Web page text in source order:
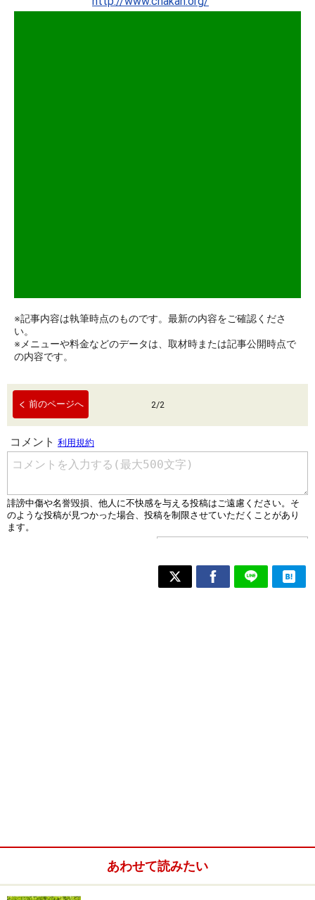
※記事内容は執筆時点のものです。最新の内容をご確認くださ
い。
※メニューや料金などのデータは、取材時または記事公開時点で
の内容です。
前のページへ 2/2
あわせて読みたい